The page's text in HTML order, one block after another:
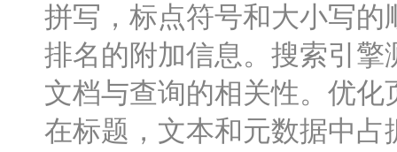
拼写，标点符号和大小写
排名的附加信息。搜索引
文档与查询的相关性。优
在标题，文本和元数据中